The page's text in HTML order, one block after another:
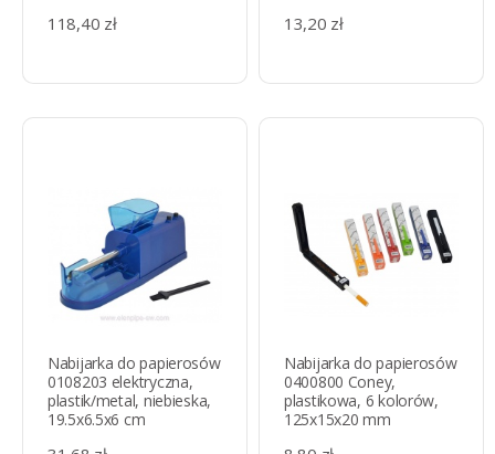
118,40 zł 13,20 zł
Nabijarka do papierosów
0108203 elektryczna,
plastik/metal, niebieska,
19.5x6.5x6 cm
Nabijarka do papierosów
0400800 Coney,
plastikowa, 6 kolorów,
125x15x20 mm